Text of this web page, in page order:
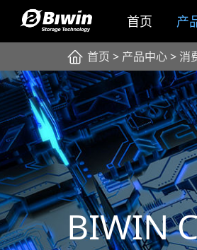
首页 产
首页 > 产品中心> 消
BIWIN